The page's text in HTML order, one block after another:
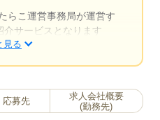
らこ運営事務局が運営す
介サービスとなります
見る
応募先
求人会社概要
(勤務先)